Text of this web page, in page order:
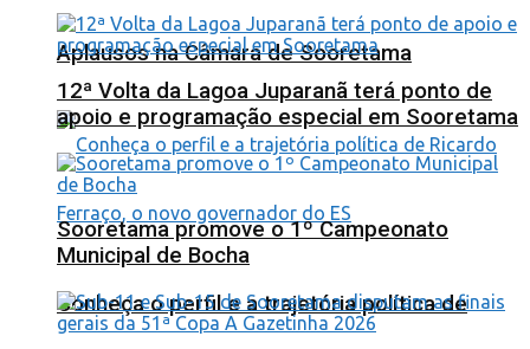
Aplausos na Câmara de Sooretama
Conheça o perfil e a trajetória política de
12ª Volta da Lagoa Juparanã terá ponto de
apoio e programação especial em Sooretama
Sooretama promove o 1º Campeonato
Municipal de Bocha